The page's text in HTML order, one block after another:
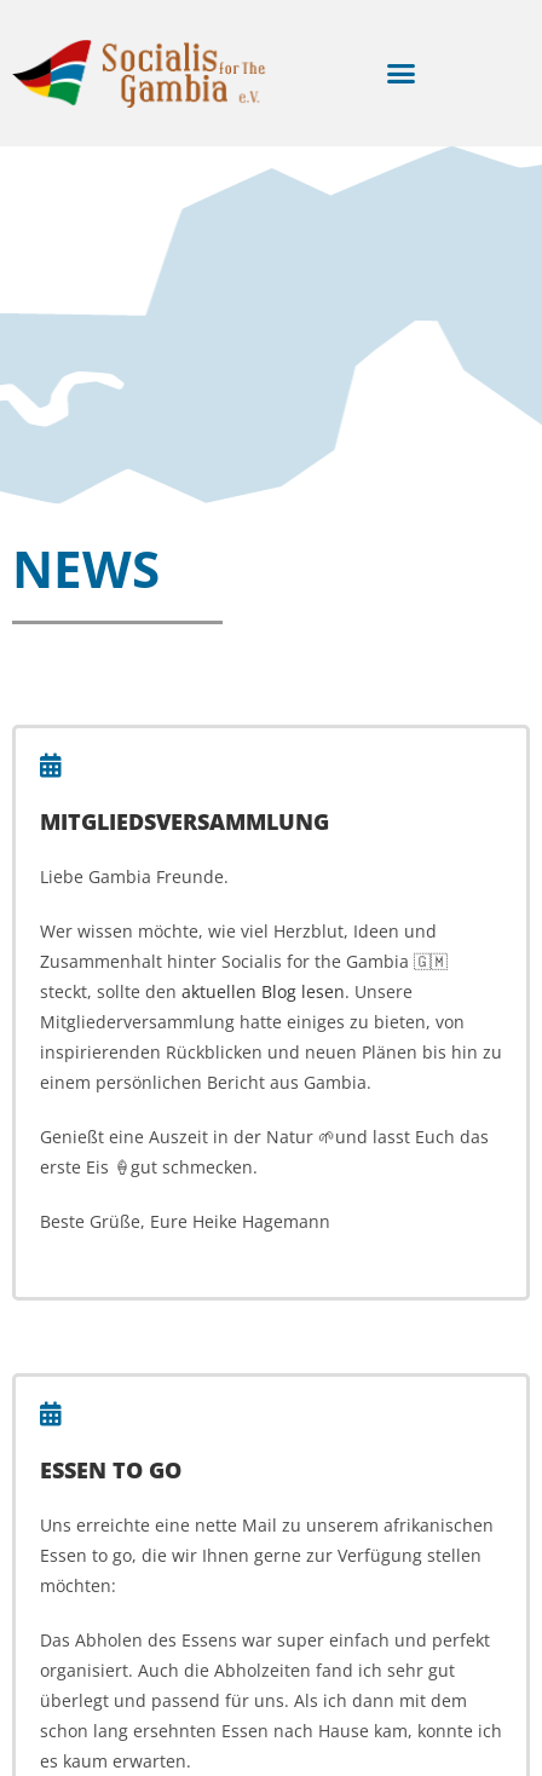
NEWS
MITGLIEDSVERSAMMLUNG
Liebe Gambia Freunde.
Wer wissen möchte, wie viel Herzblut, Ideen und
Zusammenhalt hinter Socialis for the Gambia 🇬🇲
steckt, sollte den aktuellen Blog lesen. Unsere
Mitgliederversammlung hatte einiges zu bieten, von
inspirierenden Rückblicken und neuen Plänen bis hin zu
einem persönlichen Bericht aus Gambia.
Genießt eine Auszeit in der Natur 🌱und lasst Euch das
erste Eis 🍦gut schmecken.
Beste Grüße, Eure Heike Hagemann
ESSEN TO GO
Uns erreichte eine nette Mail zu unserem afrikanischen
Essen to go, die wir Ihnen gerne zur Verfügung stellen
möchten:
Das Abholen des Essens war super einfach und perfekt
organisiert. Auch die Abholzeiten fand ich sehr gut
überlegt und passend für uns. Als ich dann mit dem
schon lang ersehnten Essen nach Hause kam, konnte ich
es kaum erwarten.